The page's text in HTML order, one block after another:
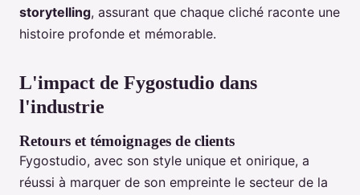
storytelling, assurant que chaque cliché raconte une
histoire profonde et mémorable.
L'impact de Fygostudio dans
l'industrie
Retours et témoignages de clients
Fygostudio, avec son style unique et onirique, a
réussi à marquer de son empreinte le secteur de la